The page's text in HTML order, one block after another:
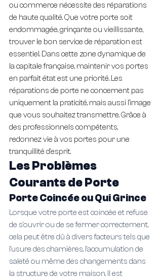
ou commerce nécessite des réparations
de haute qualité. Que votre porte soit
endommagée, grinçante ou vieillissante,
trouver le bon service de réparation est
essentiel. Dans cette zone dynamique de
la capitale française, maintenir vos portes
en parfait état est une priorité. Les
réparations de porte ne concernent pas
uniquement la praticité, mais aussi l'image
que vous souhaitez transmettre. Grâce à
des professionnels compétents,
redonnez vie à vos portes pour une
tranquillité d'esprit.
Les Problèmes
Courants de Porte
Porte Coincée ou Qui Grince
Lorsque votre porte est coincée et refuse
de s'ouvrir ou de se fermer correctement,
cela peut être dû à divers facteurs tels que
l'usure des charnières, l'accumulation de
saleté ou même des changements dans
la structure de votre maison. Il est